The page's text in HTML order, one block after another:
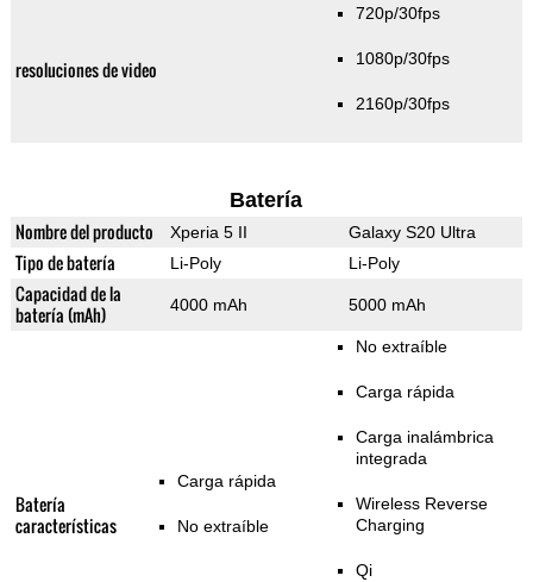
resoluciones de video
720p/30fps
1080p/30fps
2160p/30fps
Batería
Nombre del producto Xperia 5 II Galaxy S20 Ultra
Tipo de batería Li-Poly Li-Poly
Capacidad de la
batería (mAh)
4000 mAh 5000 mAh
Batería
características
Carga rápida
No extraíble
No extraíble
Carga rápida
Carga inalámbrica
integrada
Wireless Reverse
Charging
Qi